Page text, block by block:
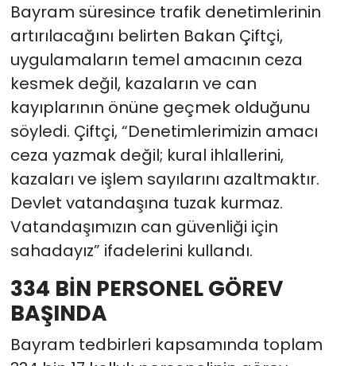
Bayram süresince trafik denetimlerinin
artırılacağını belirten Bakan Çiftçi,
uygulamaların temel amacının ceza
kesmek değil, kazaların ve can
kayıplarının önüne geçmek olduğunu
söyledi. Çiftçi, “Denetimlerimizin amacı
ceza yazmak değil; kural ihlallerini,
kazaları ve işlem sayılarını azaltmaktır.
Devlet vatandaşına tuzak kurmaz.
Vatandaşımızın can güvenliği için
sahadayız” ifadelerini kullandı.
334 BİN PERSONEL GÖREV
BAŞINDA
Bayram tedbirleri kapsamında toplam